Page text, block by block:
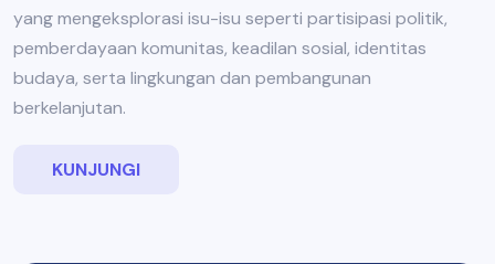
yang mengeksplorasi isu-isu seperti partisipasi politik,
pemberdayaan komunitas, keadilan sosial, identitas
budaya, serta lingkungan dan pembangunan
berkelanjutan.
KUNJUNGI